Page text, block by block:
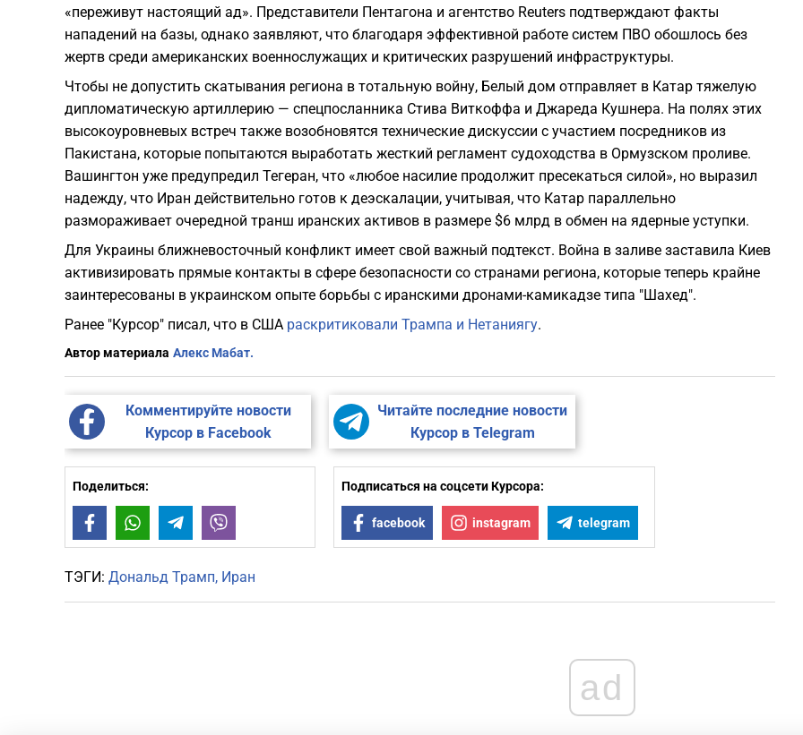
«переживут настоящий ад». Представители Пентагона и агентство Reuters подтверждают факты
нападений на базы, однако заявляют, что благодаря эффективной работе систем ПВО обошлось без
жертв среди американских военнослужащих и критических разрушений инфраструктуры.
Чтобы не допустить скатывания региона в тотальную войну, Белый дом отправляет в Катар тяжелую
дипломатическую артиллерию — спецпосланника Стива Виткоффа и Джареда Кушнера. На полях этих
высокоуровневых встреч также возобновятся технические дискуссии с участием посредников из
Пакистана, которые попытаются выработать жесткий регламент судоходства в Ормузском проливе.
Вашингтон уже предупредил Тегеран, что «любое насилие продолжит пресекаться силой», но выразил
надежду, что Иран действительно готов к деэскалации, учитывая, что Катар параллельно
размораживает очередной транш иранских активов в размере $6 млрд в обмен на ядерные уступки.
Для Украины ближневосточный конфликт имеет свой важный подтекст. Война в заливе заставила Киев
активизировать прямые контакты в сфере безопасности со странами региона, которые теперь крайне
заинтересованы в украинском опыте борьбы с иранскими дронами-камикадзе типа "Шахед".
Ранее "Курсор" писал, что в США раскритиковали Трампа и Нетаниягу.
Автор материала Алекс Мабат.
Комментируйте новости
Курсор в Facebook
Читайте последние новости
Курсор в Telegram
Поделиться:
FacebookWhatsAppTelegram
Подписаться на соцсети Курсора:
facebook instagram telegram
ТЭГИ: Дональд Трамп Иран
ad